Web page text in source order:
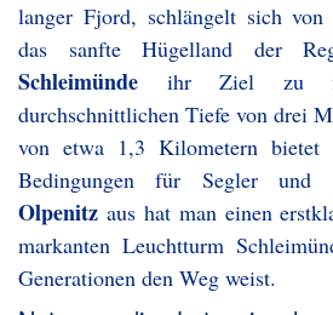
langer Fjord, schlängelt sich von
das sanfte Hügelland der
Schleimünde ihr Ziel zu
durchschnittlichen Tiefe von drei
von etwa 1,3 Kilometern bietet
Bedingungen für Segler und
Olpenitz aus hat man einen
markanten Leuchtturm
Generationen den Weg weist.